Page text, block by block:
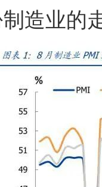
造业的